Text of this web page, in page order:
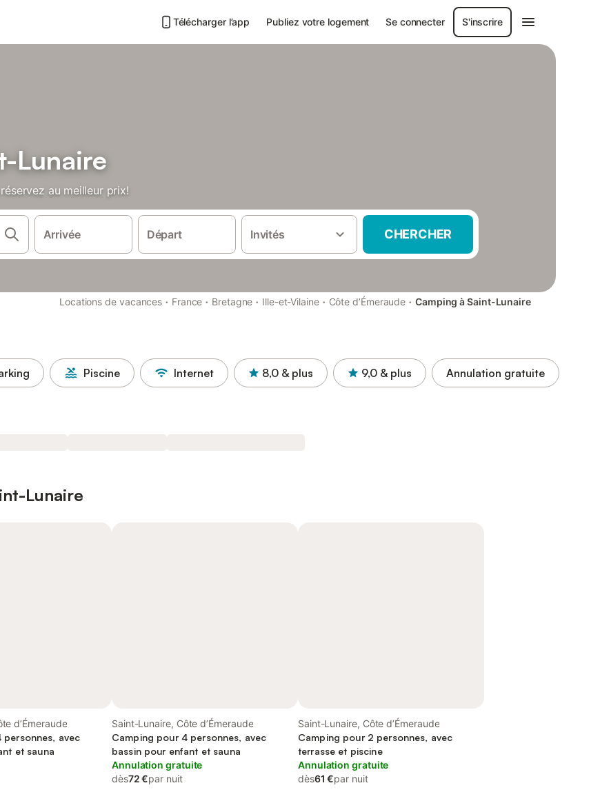
Télécharger l’app Publiez votre logement Se connecter S'inscrire
Lunaire
au meilleur prix!
Arrivée Départ Invités CHERCHER
Locations de vacances · France · Bretagne · Ille-et-Vilaine · Côte d’Émeraude · Camping à Saint-Lunaire
Piscine Internet 8,0 & plus 9,0 & plus Annulation gratuite
Lunaire
d’Émeraude
avec
et sauna
Saint-Lunaire, Côte d’Émeraude
Camping pour 4 personnes, avec
bassin pour enfant et sauna
Annulation gratuite
dès72 €par nuit
Saint-Lunaire, Côte d’Émeraude
Camping pour 2 personnes, avec
terrasse et piscine
Annulation gratuite
dès61 €par nuit